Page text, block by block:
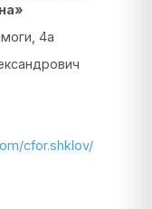
4а
cfor.shklov/